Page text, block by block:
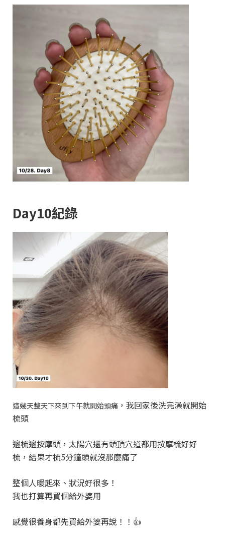
Day10紀錄
這幾天整天下來到下午就開始頭痛 ，我回家後洗完澡就開始
梳頭
邊梳邊按摩頭，太陽穴還有頭頂穴道都用按摩梳好好
梳，結果才梳5分鐘頭就沒那麼痛了
整個人暖起來、狀況好很多！
我也打算再買個給外婆用
感覺很養身都先買給外婆再說！！👍